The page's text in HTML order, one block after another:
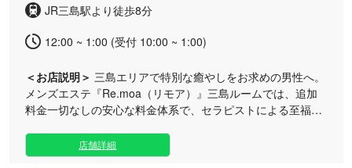
待ち申し上げております。
JR三島駅より徒歩8分
12:00 ~ 1:00 (受付 10:00 ~ 1:00)
＜お店説明＞ 三島エリアで特別な癒やしをお求めの男性へ。
メンズエステ『Re.moa（リモア）』三島ルームでは、追加
料金一切なしの安心な料金体系で、セラピストによる至福の
エリアで展開しており、こちらの三島ルームは駅から徒歩数
分とアクセス抜群の好立地にございます。周囲を気にせず心
店舗詳細